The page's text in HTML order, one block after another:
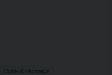
Optik & Montage